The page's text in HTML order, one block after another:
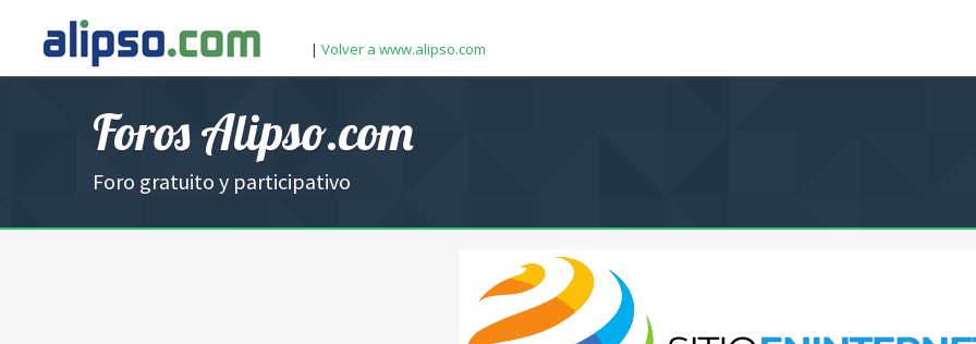
| Volver a www.alipso.com
Foros Alipso.com
Foro gratuito y participativo